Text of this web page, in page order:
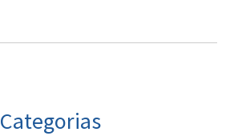
Categorias